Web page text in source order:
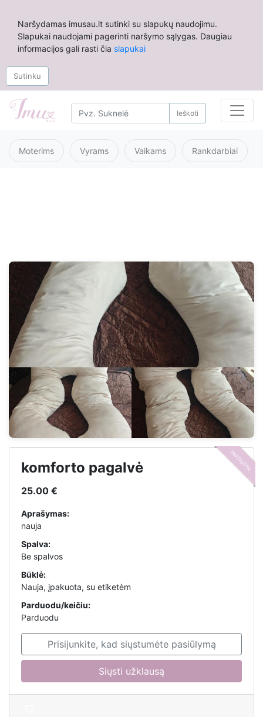
Naršydamas imusau.lt sutinki su slapukų naudojimu.
Slapukai naudojami pagerinti naršymo sąlygas. Daugiau
informacijos gali rasti čia slapukai
Sutinku
Ieškoti
Moterims Vyrams Vaikams Rankdarbiai
PARDUOTA
komforto pagalvė
25.00 €
Aprašymas:
nauja
Spalva:
Be spalvos
Būklė:
Nauja, įpakuota, su etiketėm
Parduodu/keičiu:
Parduodu
Prisijunkite, kad siųstumėte pasiūlymą
Siųsti užklausą